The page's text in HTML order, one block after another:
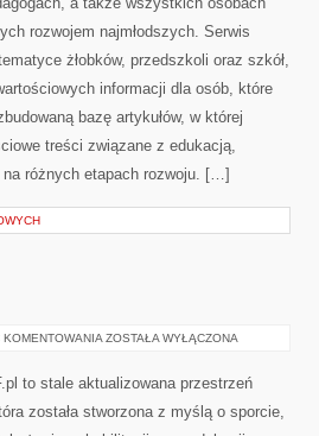
rozwojem najmłodszych. Serwis
żłobków, przedszkoli oraz szkół,
informacji dla osób, które
bazę artykułów, w której
treści związane z edukacją,
różnych etapach rozwoju. […]
LIFESTYLE
ZOSTAŁA WYŁĄCZONA
to stale aktualizowana przestrzeń
została stworzona z myślą o sporcie,